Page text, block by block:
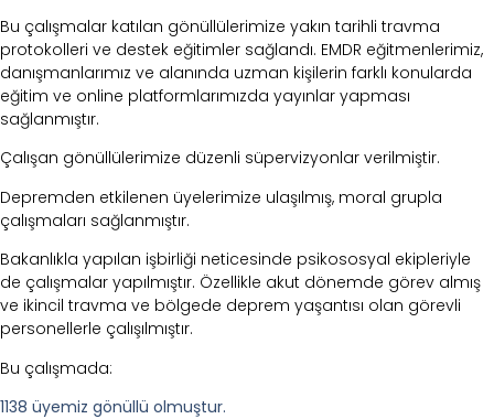
Bu çalışmalar katılan gönüllülerimize yakın tarihli travma
protokolleri ve destek eğitimler sağlandı. EMDR eğitmenlerimiz,
danışmanlarımız ve alanında uzman kişilerin farklı konularda
eğitim ve online platformlarımızda yayınlar yapması
sağlanmıştır.
Çalışan gönüllülerimize düzenli süpervizyonlar verilmiştir.
Depremden etkilenen üyelerimize ulaşılmış, moral grupla
çalışmaları sağlanmıştır.
Bakanlıkla yapılan işbirliği neticesinde psikososyal ekipleriyle
de çalışmalar yapılmıştır. Özellikle akut dönemde görev almış
ve ikincil travma ve bölgede deprem yaşantısı olan görevli
personellerle çalışılmıştır.
Bu çalışmada:
1138 üyemiz gönüllü olmuştur.